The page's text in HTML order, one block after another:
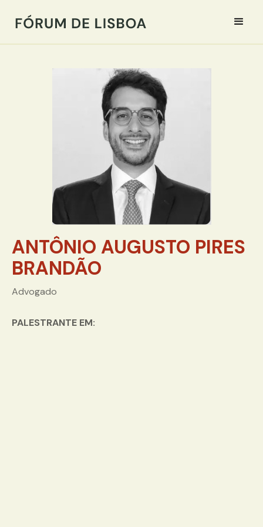
ANTÔNIO AUGUSTO PIRES
BRANDÃO
Advogado
PALESTRANTE EM: